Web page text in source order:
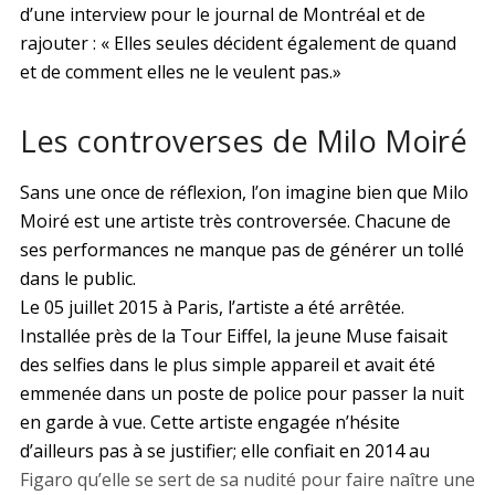
d’une interview pour le journal de Montréal et de
rajouter : « Elles seules décident également de quand
et de comment elles ne le veulent pas.»
Les controverses de Milo Moiré
Sans une once de réflexion, l’on imagine bien que Milo
Moiré est une artiste très controversée. Chacune de
ses performances ne manque pas de générer un tollé
dans le public.
Le 05 juillet 2015 à Paris, l’artiste a été arrêtée.
Installée près de la Tour Eiffel, la jeune Muse faisait
des selfies dans le plus simple appareil et avait été
emmenée dans un poste de police pour passer la nuit
en garde à vue. Cette artiste engagée n’hésite
d’ailleurs pas à se justifier; elle confiait en 2014 au
Figaro qu’elle se sert de sa nudité pour faire naître une